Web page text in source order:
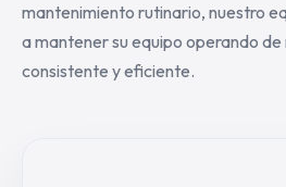
mantenimiento rutinario, nuestro
a mantener su equipo operando de
consistente y eficiente.